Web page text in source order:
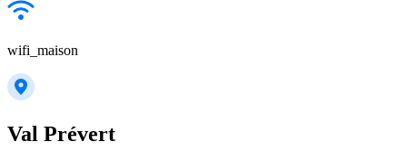
wifi_maison
Val Prévert